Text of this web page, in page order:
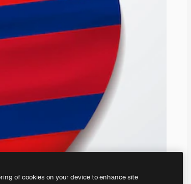
of cookies on your device to enhance site